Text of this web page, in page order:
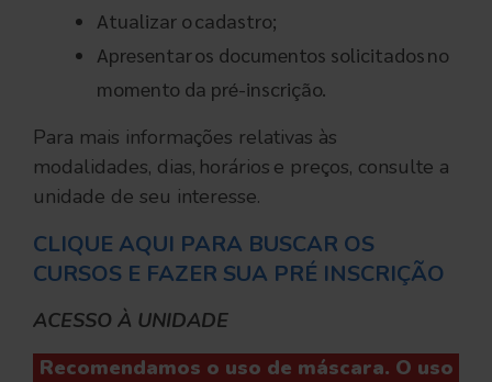
Atualizar o cadastro;
Apresentar os documentos solicitados no
momento da pré-inscrição.
Para mais informações relativas às
modalidades, dias, horários e preços, consulte a
unidade de seu interesse.
CLIQUE AQUI PARA BUSCAR OS
CURSOS E FAZER SUA PRÉ INSCRIÇÃO
ACESSO À UNIDADE
Recomendamos o uso de máscara. O uso